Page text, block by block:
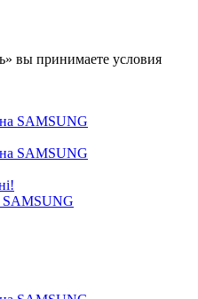
вы принимаете условия
SAMSUNG